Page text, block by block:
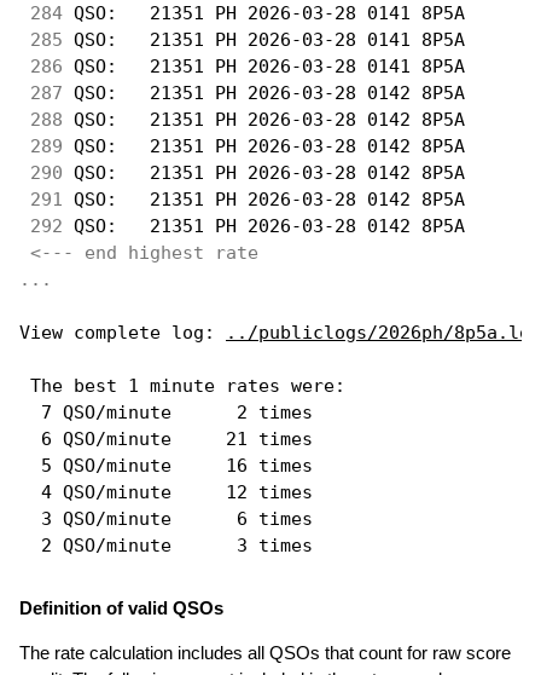
284 QSO:   21351 PH 2026-03-28 0141
285 QSO:   21351 PH 2026-03-28 0141
286 QSO:   21351 PH 2026-03-28 0141
287 QSO:   21351 PH 2026-03-28 0142
288 QSO:   21351 PH 2026-03-28 0142
289 QSO:   21351 PH 2026-03-28 0142
290 QSO:   21351 PH 2026-03-28 0142
291
QSO:   21351 PH 2026-03-28 0142
292 QSO:   21351 PH 2026-03-28 0142
<--- end highest rate
...
View complete log: ../publiclogs/2026ph/8p5a.log
The best 1 minute rates were:
  7 QSO/minute      2 times
  6 QSO/minute     21 times
  5 QSO/minute     16 times
  4 QSO/minute     12 times
  3 QSO/minute      6 times
Definition of valid QSOs
The rate calculation includes all QSOs that count for raw score